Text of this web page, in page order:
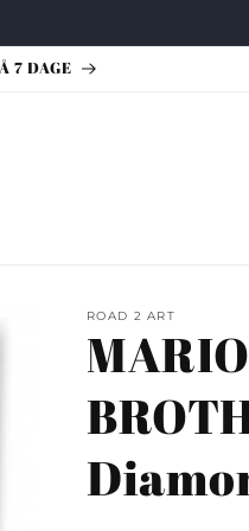
7 DAGE
ROAD 2 ART
MARIO